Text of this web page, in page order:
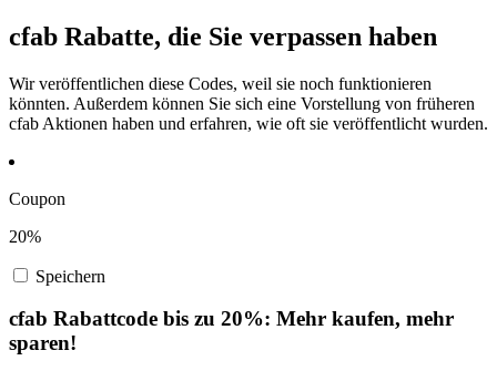
cfab Rabatte, die Sie verpassen haben
Wir veröffentlichen diese Codes, weil sie noch funktionieren
könnten. Außerdem können Sie sich eine Vorstellung von früheren
cfab Aktionen haben und erfahren, wie oft sie veröffentlicht wurden.
Coupon
20%
Speichern
cfab Rabattcode bis zu 20%: Mehr kaufen, mehr
sparen!